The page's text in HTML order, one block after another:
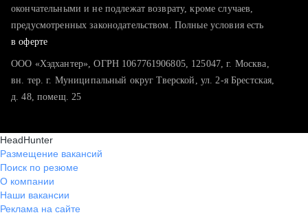
окончательными и не подлежат возврату, кроме случаев,
предусмотренных законодательством. Полные условия есть
в оферте
ООО «Хэдхантер», ОГРН 1067761906805, 125047, г. Москва,
вн. тер. г. Муниципальный округ Тверской, ул. 2-я Брестская,
д. 48, помещ. 25
HeadHunter
Размещение вакансий
Поиск по резюме
О компании
Наши вакансии
Реклама на сайте